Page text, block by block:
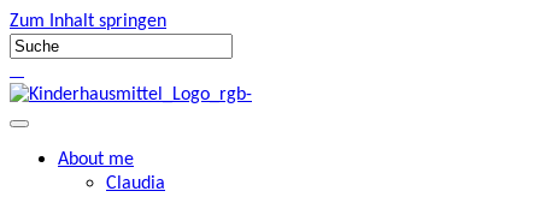
Zum Inhalt springen
About me
Claudia